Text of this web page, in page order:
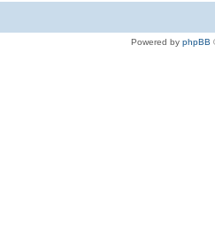
Powered by phpBB